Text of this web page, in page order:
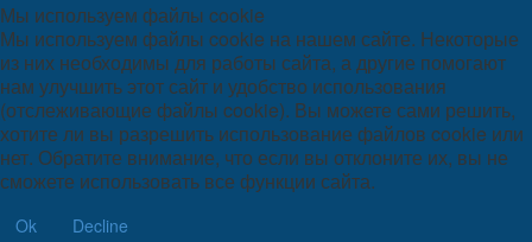
Мы используем файлы cookie
Мы используем файлы cookie на нашем сайте. Некоторые
из них необходимы для работы сайта, а другие помогают
нам улучшить этот сайт и удобство использования
(отслеживающие файлы cookie). Вы можете сами решить,
хотите ли вы разрешить использование файлов cookie или
нет. Обратите внимание, что если вы отклоните их, вы не
сможете использовать все функции сайта.
Ok Decline